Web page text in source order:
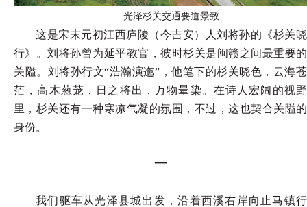
光泽杉关交通要道景致
这是宋末元初江西庐陵（今吉安）人刘将孙的《杉关晓
行》。刘将孙曾为延平教官，彼时杉关是闽赣之间最重要的
关隘。刘将孙行文“浩瀚演迤”，他笔下的杉关晓色，云海苍
茫，高木葱茏，日之将出，万物晕染。在诗人宏阔的视野
里，杉关还有一种寒凉气凝的氛围，不过，这也契合关隘的
身份。
一
我们驱车从光泽县城出发，沿着西溪右岸向止马镇行